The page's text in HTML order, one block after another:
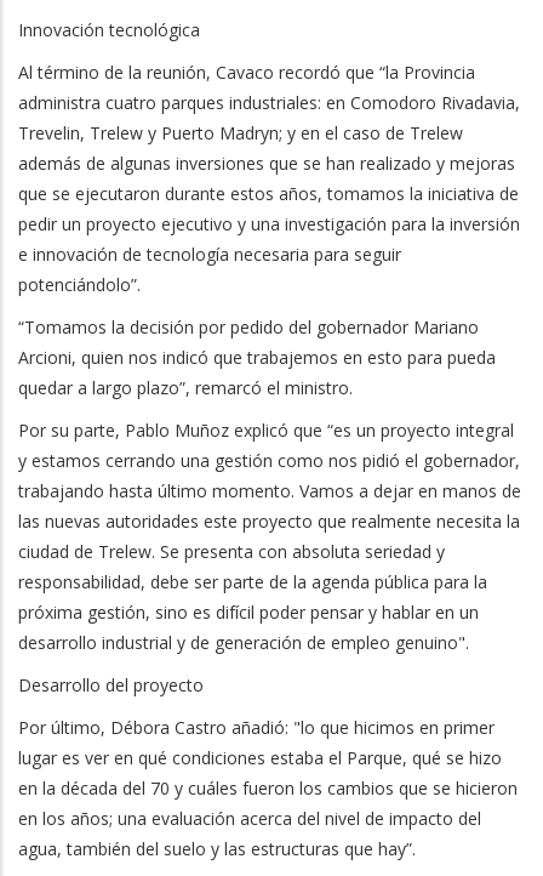
Innovación tecnológica
Al término de la reunión, Cavaco recordó que “la Provincia
administra cuatro parques industriales: en Comodoro Rivadavia,
Trevelin, Trelew y Puerto Madryn; y en el caso de Trelew
además de algunas inversiones que se han realizado y mejoras
que se ejecutaron durante estos años, tomamos la iniciativa de
pedir un proyecto ejecutivo y una investigación para la inversión
e innovación de tecnología necesaria para seguir
potenciándolo”.
“Tomamos la decisión por pedido del gobernador Mariano
Arcioni, quien nos indicó que trabajemos en esto para pueda
quedar a largo plazo”, remarcó el ministro.
Por su parte, Pablo Muñoz explicó que “es un proyecto integral
y estamos cerrando una gestión como nos pidió el gobernador,
trabajando hasta último momento. Vamos a dejar en manos de
las nuevas autoridades este proyecto que realmente necesita la
ciudad de Trelew. Se presenta con absoluta seriedad y
responsabilidad, debe ser parte de la agenda pública para la
próxima gestión, sino es difícil poder pensar y hablar en un
desarrollo industrial y de generación de empleo genuino".
Desarrollo del proyecto
Por último, Débora Castro añadió: "lo que hicimos en primer
lugar es ver en qué condiciones estaba el Parque, qué se hizo
en la década del 70 y cuáles fueron los cambios que se hicieron
en los años; una evaluación acerca del nivel de impacto del
agua, también del suelo y las estructuras que hay”.